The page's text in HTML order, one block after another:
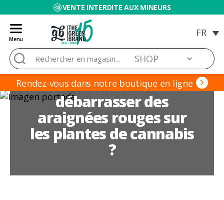
VENTE INTERDITE AUX MINEURS
Menu
Blog
de
Grow
Barato
Rechercher :
Rendez-vous dans notre boutique en ligne
Comment se
débarrasser des
araignées rouges sur
les plantes de cannabis
?